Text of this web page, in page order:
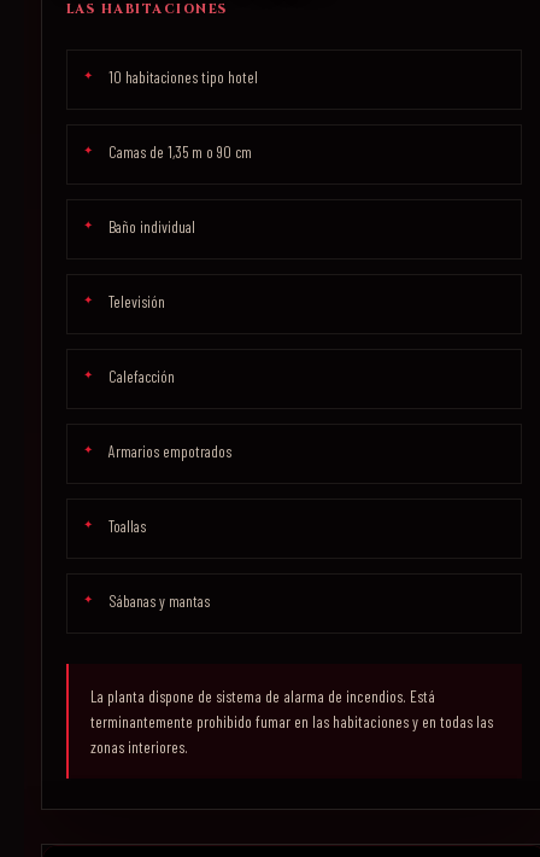
LAS HABITACIONES
10 habitaciones tipo hotel
Camas de 1,35 m o 90 cm
Baño individual
Televisión
Calefacción
Armarios empotrados
Toallas
Sábanas y mantas
La planta dispone de sistema de alarma de incendios. Está
terminantemente prohibido fumar en las habitaciones y en todas las
zonas interiores.